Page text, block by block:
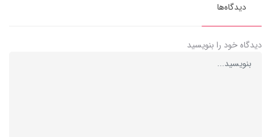
دیدگاه‌ها
دیدگاه خود را بنویسید